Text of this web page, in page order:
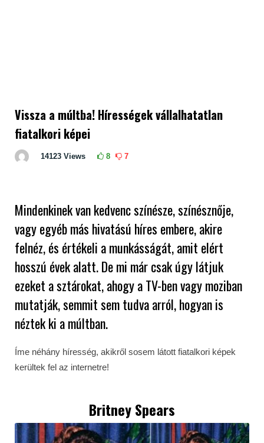
Vissza a múltba! Hírességek vállalhatatlan
fiatalkori képei
14123 Views 8 7
Mindenkinek van kedvenc színésze, színésznője,
vagy egyéb más hivatású híres embere, akire
felnéz, és értékeli a munkásságát, amit elért
hosszú évek alatt. De mi már csak úgy látjuk
ezeket a sztárokat, ahogy a TV-ben vagy moziban
mutatják, semmit sem tudva arról, hogyan is
néztek ki a múltban.
Íme néhány híresség, akikről sosem látott fiatalkori képek
kerültek fel az internetre!
Britney Spears